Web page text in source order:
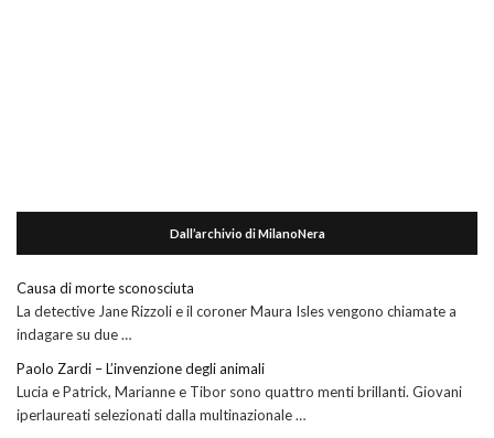
Dall’archivio di MilanoNera
Causa di morte sconosciuta
La detective Jane Rizzoli e il coroner Maura Isles vengono chiamate a
indagare su due …
Paolo Zardi – L’invenzione degli animali
Lucia e Patrick, Marianne e Tibor sono quattro menti brillanti. Giovani
iperlaureati selezionati dalla multinazionale …